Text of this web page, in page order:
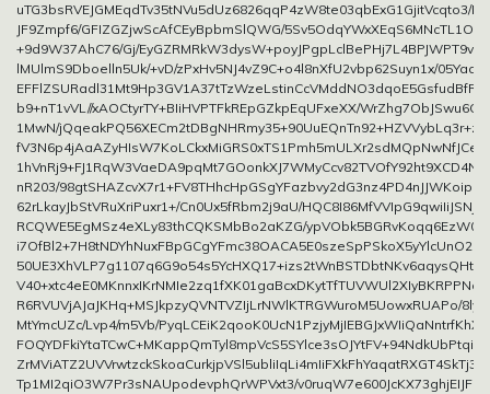
uTG3bsRVEJGMEqdTv35tNVu5dUz6826qqP4zW8te03qbExG1GjitVcqto3/
JF9Zmpf6/GFIZGZjwScAfCEyBpbmSlQWG/
+9d9W37AhC76/Gj/
lMUlmS9Dboelln5Uk/+vD/zPxHv5NJ4vZ9C+o4l8nXfU2vbp62Suyn1x/
b9+nT1vVL//xAOCtyrTY+BIiHVPTFkREpGZkpEqUFxeXX/
1MwN/
nR203/
62rLkayJbStVRuXriPuxr1+/Cn0Ux5fRbm2j9aU/
RCQWE5EgMSz4eXLy83thCQKSMbBo2aKZG/
R6RVUVjAJaJKHq+MSJkpzyQVNTVZIjLrNWlKTRGWuroM5UowxRUAPo/
MtYmcUZc/Lvp4/m5Vb/
Tp1MI2qiO3W7Pr3sNAUpodevphQrWPVxt3/